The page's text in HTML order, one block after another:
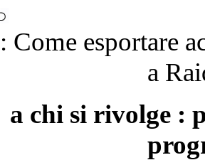
Come esportare
a
a chi si rivolge :